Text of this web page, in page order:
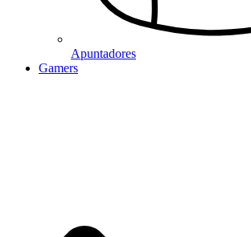
Apuntadores
Gamers